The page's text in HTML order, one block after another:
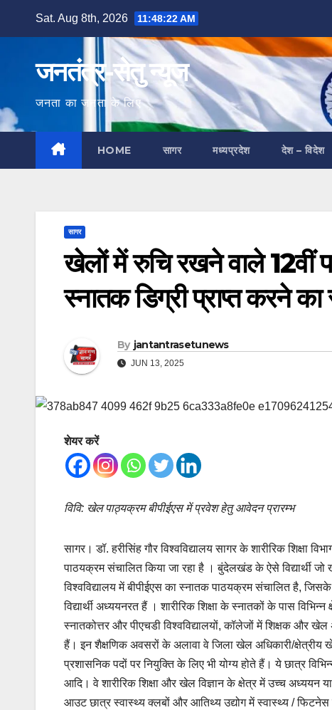
Sat. Aug 8th, 2026 11:48:23 AM
जनतंत्र-सेतु न्यूज
जनता का जनता के लिए
HOME सागर मध्यप्रदेश देश – विदेश
सागर
खेलों में रुचि रखने वाले 12वीं
स्नातक डिग्री प्राप्त करने
By jantantrasetunews
JUN 13, 2025
शेयर करें
विवि: खेल पाठ्यक्रम बीपीईएस में प्रवेश हेतु आवेदन प्रारम्भ
सागर। डॉ. हरीसिंह गौर विश्वविद्यालय सागर के शारीरिक
पाठयक्रम संचालित किया जा रहा है । बुंदेलखंड के ऐसे विद्यार्थी
विश्वविद्यालय में बीपीईएस का स्नातक पाठयक्रम संचालित है,
विद्यार्थी अध्ययनरत हैं । शारीरिक शिक्षा के स्नातकों के पास
स्नातकोत्तर और पीएचडी विश्वविद्यालयों, कॉलेजों में शिक्षक और
हैं। इन शैक्षणिक अवसरों के अलावा वे जिला खेल अधिकारी/
प्रशासनिक पदों पर नियुक्ति के लिए भी योग्य होते हैं। ये छात्र
आदि। वे शारीरिक शिक्षा और खेल विज्ञान के क्षेत्र में उच्च अध्ययन
आउट छात्र स्वास्थ्य क्लबों और आतिथ्य उद्योग में स्वास्थ्य /